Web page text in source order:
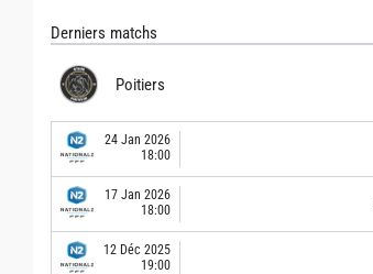
Derniers matchs
Poitiers
24 Jan 2026
18:00
17 Jan 2026
18:00
12 Déc 2025
19:00